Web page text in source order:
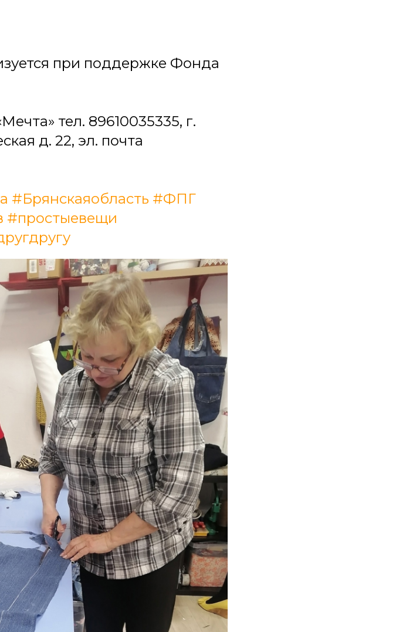
при поддержке Фонда
тел. 89610035335, г.
д. 22, эл. почта
#Брянскаяобласть #ФПГ
#простыевещи